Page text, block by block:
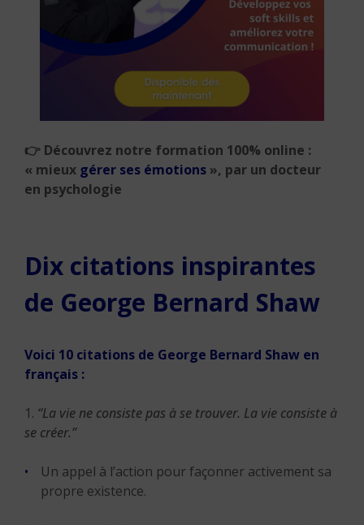
👉 Découvrez notre formation 100% online :
« mieux gérer ses émotions », par un docteur
en psychologie
Dix citations inspirantes
de George Bernard Shaw
Voici 10 citations de George Bernard Shaw en
français :
1. “La vie ne consiste pas à se trouver. La vie consiste à
se créer.”
Un appel à l’action pour façonner activement sa
propre existence.